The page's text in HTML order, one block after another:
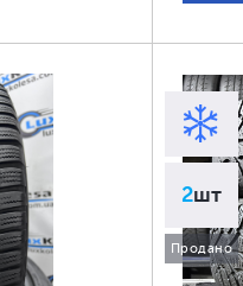
2шт
Продано